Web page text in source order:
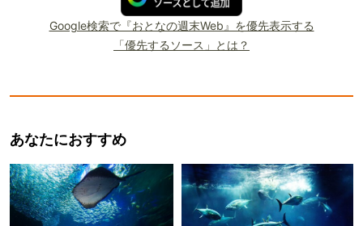
Google検索で『おとなの週末Web』を優先表示する
「優先するソース」とは？
あなたにおすすめ